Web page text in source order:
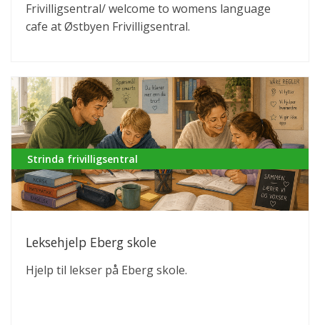
Frivilligsentral/ welcome to womens language
cafe at Østbyen Frivilligsentral.
Strinda frivilligsentral
Leksehjelp Eberg skole
Hjelp til lekser på Eberg skole.